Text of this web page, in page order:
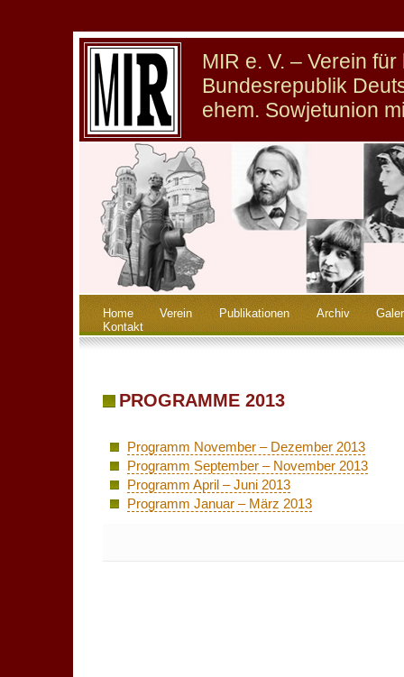
MIR e. V. – Verein
Bundesrepublik
ehem. Sowjetunion
Home Verein Publikationen Archiv
Kontakt
PROGRAMME 2013
Programm November – Dezember 2013
Programm September – November 2013
Programm April – Juni 2013
Programm Januar – März 2013